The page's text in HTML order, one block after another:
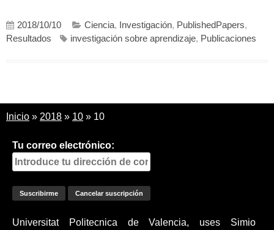
2018/10/10 Ciencia, Investigación, PublishedPapers,
Resultados
investigación sobre aprendizaje, Publicaciones
Inicio » 2018 » 10 » 10
Tu correo electrónico:
Universitat Politecnica de Valencia, uses Simio